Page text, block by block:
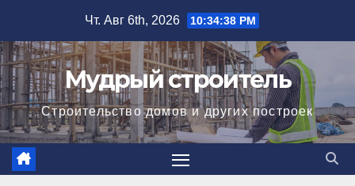
содержимому
Чт. Авг 6th, 2026 10:34:39 PM
Мудрый строитель
Строительство домов и других построек